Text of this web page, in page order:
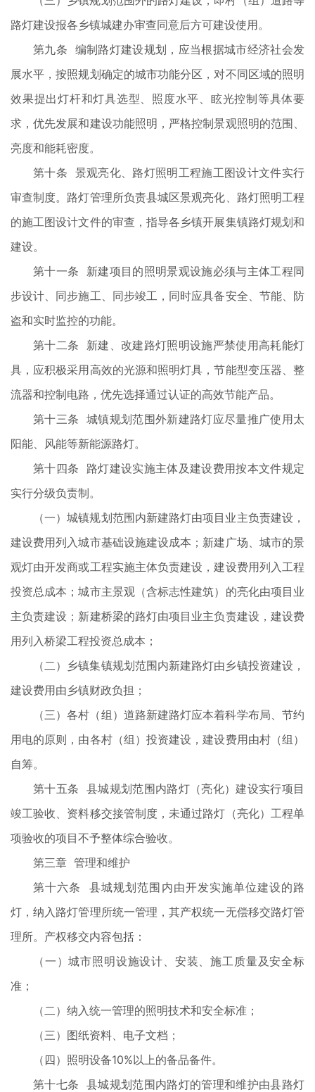
路灯建设报各乡镇城建办审查同意后方可建设使用。
第九条 编制路灯建设规划，应当根据城市经济社会发
展水平，按照规划确定的城市功能分区，对不同区域的照明
效果提出灯杆和灯具选型、照度水平、眩光控制等具体要
求，优先发展和建设功能照明，严格控制景观照明的范围、
亮度和能耗密度。
第十条 景观亮化、路灯照明工程施工图设计文件实行
审查制度。路灯管理所负责县城区景观亮化、路灯照明工程
的施工图设计文件的审查，指导各乡镇开展集镇路灯规划和
建设。
第十一条 新建项目的照明景观设施必须与主体工程同
步设计、同步施工、同步竣工，同时应具备安全、节能、防
盗和实时监控的功能。
第十二条 新建、改建路灯照明设施严禁使用高耗能灯
具，应积极采用高效的光源和照明灯具，节能型变压器、整
流器和控制电路，优先选择通过认证的高效节能产品。
第十三条 城镇规划范围外新建路灯应尽量推广使用太
阳能、风能等新能源路灯。
第十四条 路灯建设实施主体及建设费用按本文件规定
实行分级负责制。
（一）城镇规划范围内新建路灯由项目业主负责建设，
建设费用列入城市基础设施建设成本；新建广场、城市的景
观灯由开发商或工程实施主体负责建设，建设费用列入工程
投资总成本；城市主景观（含标志性建筑）的亮化由项目业
主负责建设；新建桥梁的路灯由项目业主负责建设，建设费
用列入桥梁工程投资总成本；
（二）乡镇集镇规划范围内新建路灯由乡镇投资建设，
建设费用由乡镇财政负担；
（三）各村（组）道路新建路灯应本着科学布局、节约
用电的原则，由各村（组）投资建设，建设费用由村（组）
自筹。
第十五条 县城规划范围内路灯（亮化）建设实行项目
竣工验收、资料移交接管制度，未通过路灯（亮化）工程单
项验收的项目不予整体综合验收。
第三章 管理和维护
第十六条 县城规划范围内由开发实施单位建设的路
灯，纳入路灯管理所统一管理，其产权统一无偿移交路灯管
理所。产权移交内容包括：
（一）城市照明设施设计、安装、施工质量及安全标
准；
（二）纳入统一管理的照明技术和安全标准；
（三）图纸资料、电子文档；
（四）照明设备10%以上的备品备件。
第十七条 县城规划范围内路灯的管理和维护由县路灯